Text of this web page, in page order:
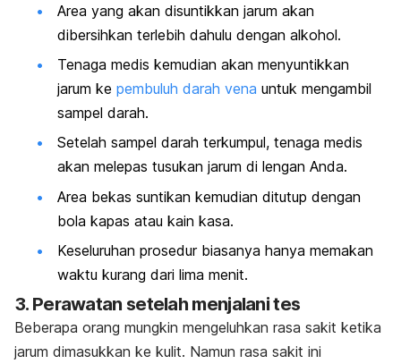
Area yang akan disuntikkan jarum akan
dibersihkan terlebih dahulu dengan alkohol.
Tenaga medis kemudian akan menyuntikkan
jarum ke pembuluh darah vena untuk mengambil
sampel darah.
Setelah sampel darah terkumpul, tenaga medis
akan melepas tusukan jarum di lengan Anda.
Area bekas suntikan kemudian ditutup dengan
bola kapas atau kain kasa.
Keseluruhan prosedur biasanya hanya memakan
waktu kurang dari lima menit.
3. Perawatan setelah menjalani tes
Beberapa orang mungkin mengeluhkan rasa sakit ketika
jarum dimasukkan ke kulit. Namun rasa sakit ini